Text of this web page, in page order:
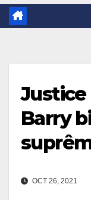
Justice
Barry
OCT 26, 2021